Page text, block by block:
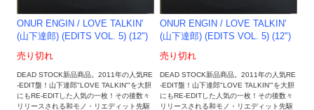
ONUR ENGIN / LOVE TALKIN'
(山下達郎) (EDITS VOL. 5) (12")
売り切れ
DEAD STOCK新品商品。2011年の人気RE
-EDIT盤！山下達郎"LOVE TALKIN'"を大胆
にもRE-EDITした人気の一枚！その後数々
リリースされる和モノ・リエディット先駆
ONUR ENGIN / LOVE TALKIN'
(山下達郎) (EDITS VOL. 5) (12")
売り切れ
DEAD STOCK新品商品。2011年の人気RE
-EDIT盤！山下達郎"LOVE TALKIN'"を大胆
にもRE-EDITした人気の一枚！その後数々
リリースされる和モノ・リエディット先駆